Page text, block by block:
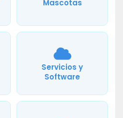
Mascotas
Servicios y
Software